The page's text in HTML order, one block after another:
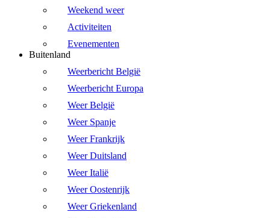
Weekend weer
Activiteiten
Evenementen
Buitenland
Weerbericht België
Weerbericht Europa
Weer België
Weer Spanje
Weer Frankrijk
Weer Duitsland
Weer Italië
Weer Oostenrijk
Weer Griekenland